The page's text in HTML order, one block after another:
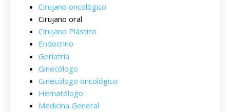
Cirujano oncológico
Cirujano oral
Cirujano Plástico
Endocrino
Geriatría
Ginecólogo
Ginecólogo oncológico
Hematólogo
Medicina General